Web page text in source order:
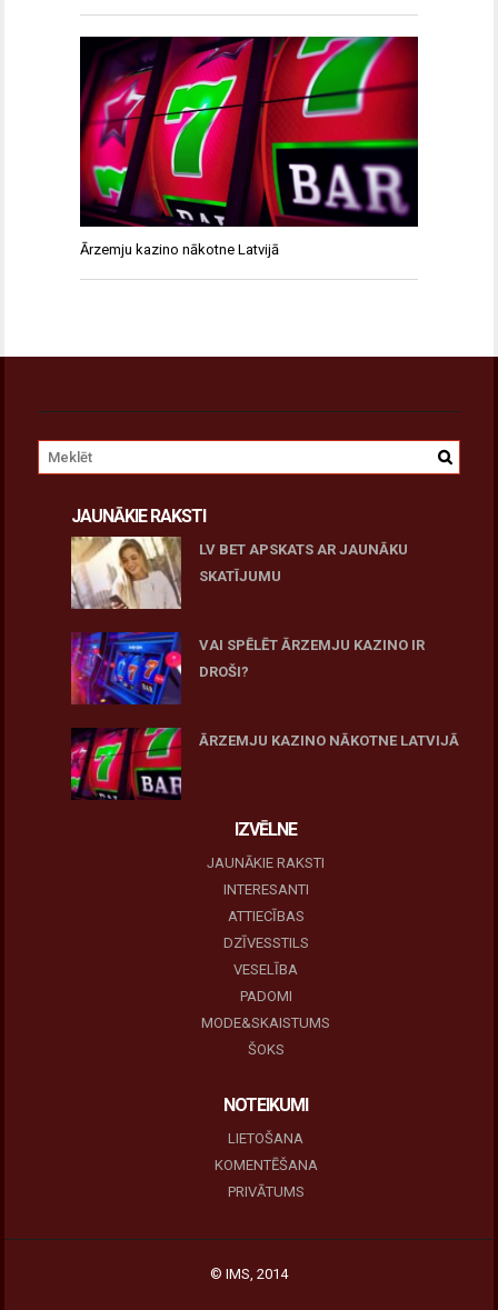
Ārzemju kazino nākotne Latvijā
JAUNĀKIE RAKSTI
LV BET APSKATS AR JAUNĀKU
SKATĪJUMU
VAI SPĒLĒT ĀRZEMJU KAZINO IR
DROŠI?
ĀRZEMJU KAZINO NĀKOTNE LATVIJĀ
IZVĒLNE
JAUNĀKIE RAKSTI
INTERESANTI
ATTIECĪBAS
DZĪVESSTILS
VESELĪBA
PADOMI
MODE&SKAISTUMS
ŠOKS
NOTEIKUMI
LIETOŠANA
KOMENTĒŠANA
PRIVĀTUMS
© IMS, 2014